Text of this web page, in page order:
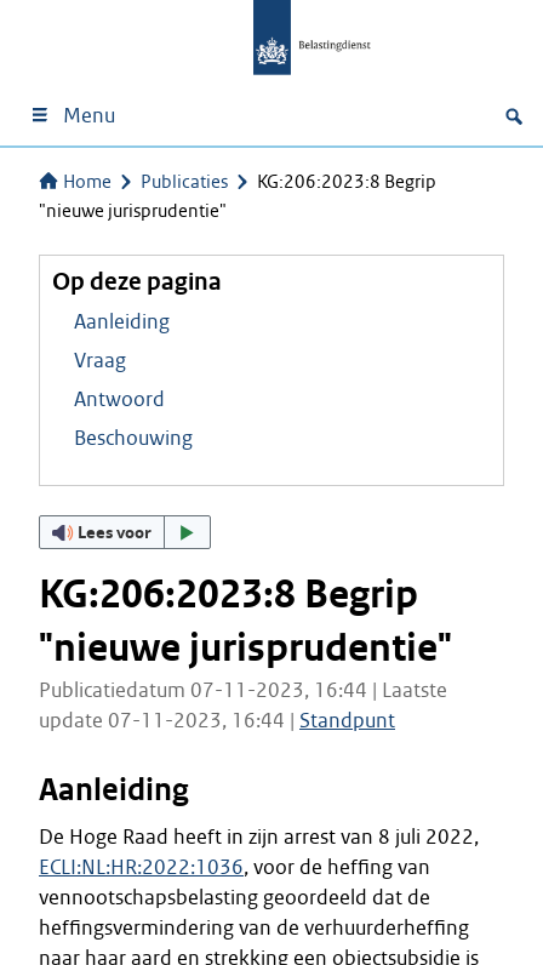
Menu
Home Publicaties
KG:206:2023:8 Begrip
"nieuwe jurisprudentie"
Op deze pagina
Aanleiding
Vraag
Antwoord
Beschouwing
Lees voor
KG:206:2023:8 Begrip
"nieuwe jurisprudentie"
Publicatiedatum 07-11-2023, 16:44 | Laatste
update 07-11-2023, 16:44 | Standpunt
Aanleiding
De Hoge Raad heeft in zijn arrest van 8 juli 2022,
ECLI:NL:HR:2022:1036, voor de heffing van
vennootschapsbelasting geoordeeld dat de
heffingsvermindering van de verhuurderheffing
naar haar aard en strekking een objectsubsidie is